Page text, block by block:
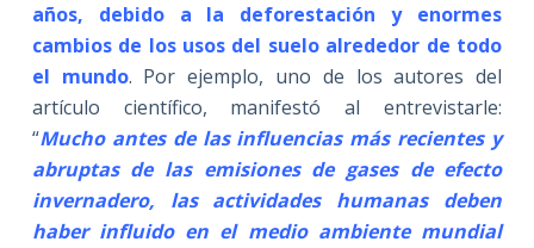
años, debido a la deforestación y enormes
cambios de los usos del suelo alrededor de todo
el mundo. Por ejemplo, uno de los autores del
artículo científico, manifestó al entrevistarle:
“Mucho antes de las influencias más recientes y
abruptas de las emisiones de gases de efecto
invernadero, las actividades humanas deben
haber influido en el medio ambiente mundial